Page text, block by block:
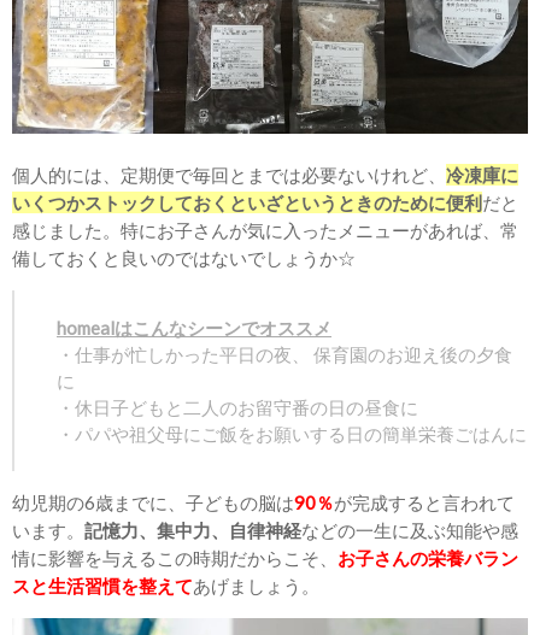
個人的には、定期便で毎回とまでは必要ないけれど、 冷凍庫に
いくつかストックしておくといざというときのために便利だと
感じました。特にお子さんが気に入ったメニューがあれば、常
備しておくと良いのではないでしょうか☆
homealはこんなシーンでオススメ
・仕事が忙しかった平日の夜、 保育園のお迎え後の夕食
に
・休日子どもと二人のお留守番の日の昼食に
・パパや祖父母にご飯をお願いする日の簡単栄養ごはんに
幼児期の6歳までに、子どもの脳は90％が完成すると言われて
います。 記憶力、集中力、自律神経などの一生に及ぶ知能や感
情に影響を与えるこの時期だからこそ、 お子さんの栄養バラン
スと生活習慣を整えてあげましょう。